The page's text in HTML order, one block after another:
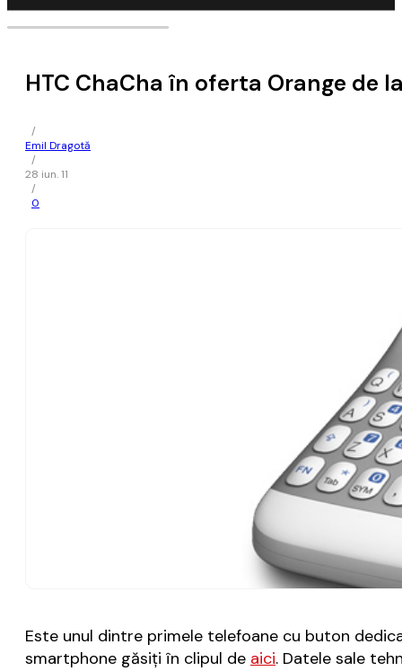
HTC ChaCha în oferta Orange de
/
Emil Dragotă
/
28 iun. 11
/
0
Este unul dintre primele telefoane cu buton
smartphone găsiţi în clipul de aici. Datele sale